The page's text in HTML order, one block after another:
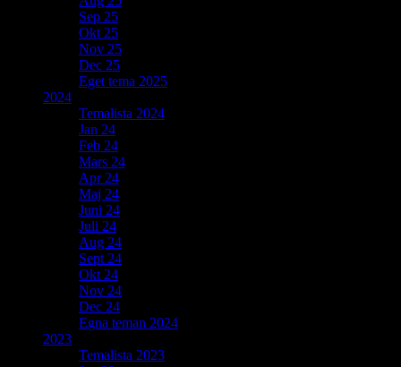
Sep 25
Okt 25
Nov 25
Dec 25
Eget tema 2025
2024
Temalista 2024
Jan 24
Feb 24
Mars 24
Apr 24
Maj 24
Juni 24
Juli 24
Aug 24
Sept 24
Okt 24
Nov 24
Dec 24
Egna teman 2024
2023
Temalista 2023